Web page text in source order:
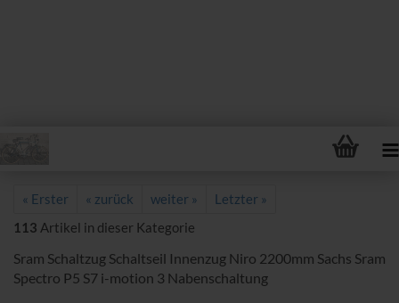
« Erster « zurück weiter »
Letzter »
113 Artikel in dieser Kategorie
Sram Schaltzug Schaltseil Innenzug Niro 2200mm Sachs Sram
Spectro P5 S7 i-motion 3 Nabenschaltung